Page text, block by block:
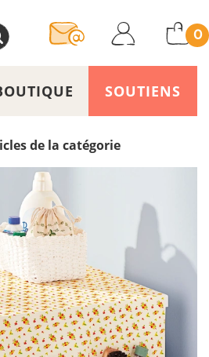
0
SOUTIENS
de la catégorie